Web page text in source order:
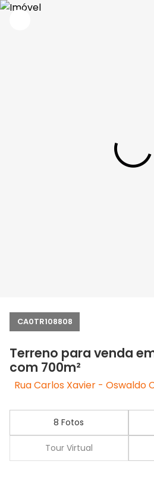
CA0TR108808
Terreno para venda
com 700m²
Rua Carlos Xavier - Oswaldo
8 Fotos
Tour Virtual